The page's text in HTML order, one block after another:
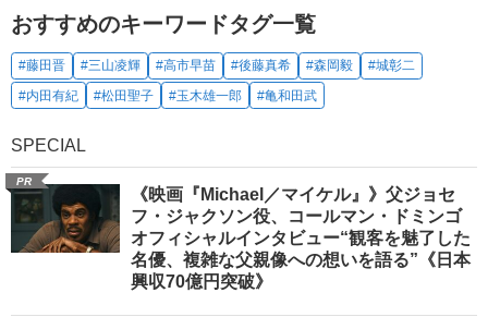
おすすめのキーワードタグ一覧
#藤田晋 #三山凌輝 #高市早苗 #後藤真希 #森岡毅
#城彰二
#内田有紀
#松田聖子 #玉木雄一郎 #亀和田武
SPECIAL
PR
《映画『Michael／マイケル』》父ジョセ
フ・ジャクソン役、コールマン・ドミンゴ
オフィシャルインタビュー“観客を魅了した
名優、複雑な父親像への想いを語る”《日本
興収70億円突破》